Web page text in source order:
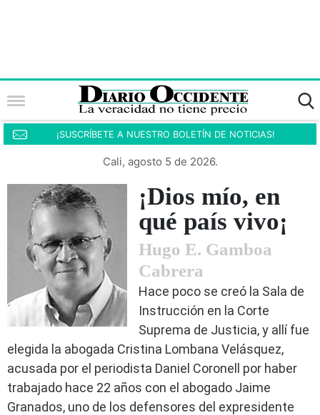
¡SUSCRÍBETE A NUESTRO BOLETÍN DE NOTICIAS!
Cali, agosto 5 de 2026.
¡Dios mío, en
qué país vivo¡
Hugo E. Gamboa
Cabrera
Hace poco se creó la Sala de
Instrucción en la Corte
Suprema de Justicia, y allí fue
elegida la abogada Cristina Lombana Velásquez,
acusada por el periodista Daniel Coronell por haber
trabajado hace 22 años con el abogado Jaime
Granados, uno de los defensores del expresidente